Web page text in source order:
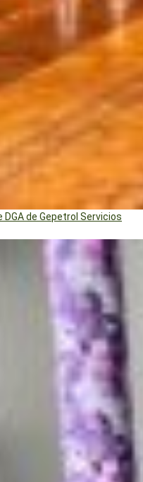
de Gepetrol Servicios